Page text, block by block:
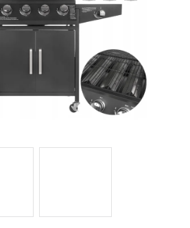
pomôcky
Hodnotenie obchodu